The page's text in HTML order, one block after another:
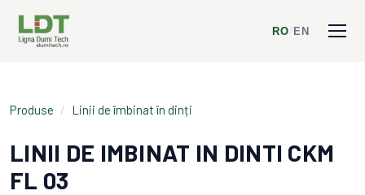
RO EN
Produse / Linii de îmbinat în dinți
LINII DE IMBINAT IN DINTI CKM
FL 03